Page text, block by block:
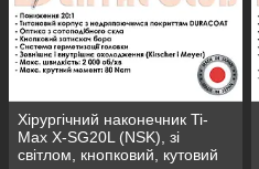
Хірургічний наконечник Ti-
Max X-SG20L (NSK), зі
світлом, кнопковий, кутовий